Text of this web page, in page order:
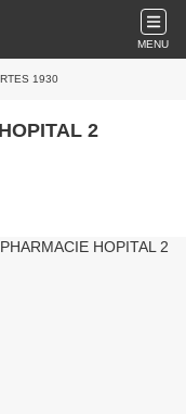
MENU
1930
2